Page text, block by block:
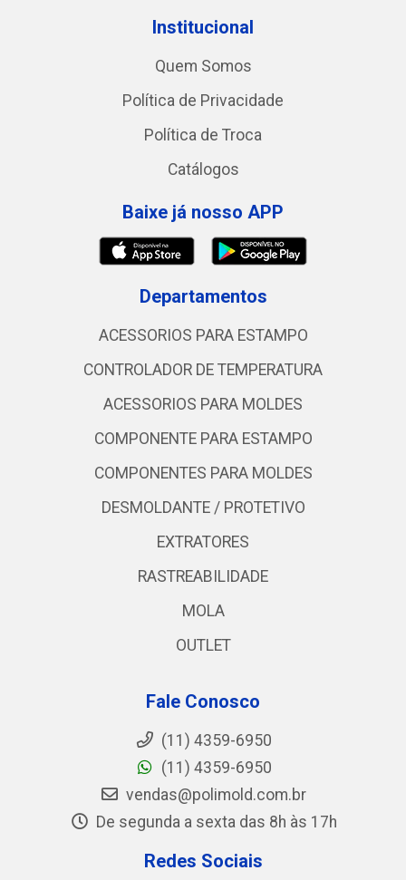
Institucional
Quem Somos
Política de Privacidade
Política de Troca
Catálogos
Baixe já nosso APP
Departamentos
ACESSORIOS PARA ESTAMPO
CONTROLADOR DE TEMPERATURA
ACESSORIOS PARA MOLDES
COMPONENTE PARA ESTAMPO
COMPONENTES PARA MOLDES
DESMOLDANTE / PROTETIVO
EXTRATORES
RASTREABILIDADE
MOLA
OUTLET
Fale Conosco
(11) 4359-6950
(11) 4359-6950
vendas@polimold.com.br
De segunda a sexta das 8h às 17h
Redes Sociais